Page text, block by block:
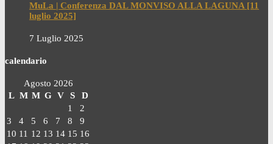
MuLa | Conferenza DAL MONVISO ALLA LAGUNA [11
luglio 2025]
7 Luglio 2025
calendario
Agosto 2026
L M M G V S
D
1
2
3
4 5 6 7 8
9
10 11 12 13 14 15 16